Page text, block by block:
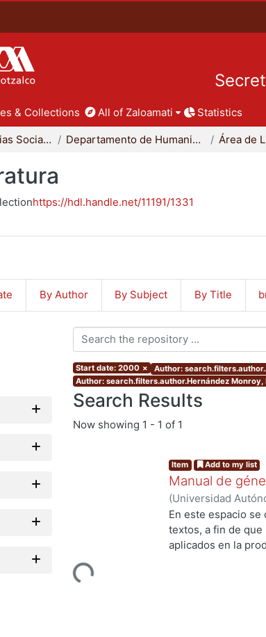
& Collections All of Zaloamati Statistics
División de Ciencias Sociales y Humanidades Departamento de Humanidades Área de
https://hdl.handle.net/11191/1331
By Author By Subject By Title
Start date: 2000 × Author:
Author: search.filters.author.Hernández Monroy,
Search Results
Now showing 1 - 1 of 1
Loading...
Item Add to my list
Manual de
(Universidad
Sociales y
Alegría de la
Rosaura;Herrera,
En este espacio
textos, a fin de
aplicados en la